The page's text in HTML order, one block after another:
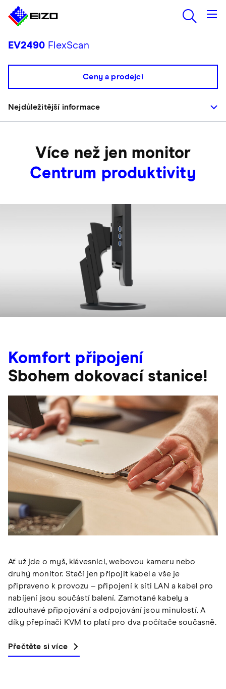
EV2490 FlexScan
Nejdůležitější informace
Ceny a prodejci
Více než jen monitor
Centrum produktivity
Komfort připojení
Sbohem dokovací stanice!
Ať už jde o myš, klávesnici, webovou kameru nebo
druhý monitor. Stačí jen připojit kabel a vše je
připraveno k provozu – připojení k síti LAN a kabel pro
nabíjení jsou součástí balení. Zamotané kabely a
zdlouhavé připojování a odpojování jsou minulostí. A
díky přepínači KVM to platí pro dva počítače současně.
Přečtěte si více